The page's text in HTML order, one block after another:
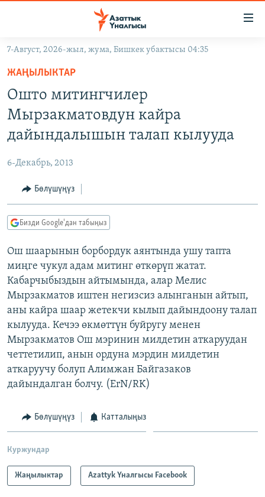
Навигацияга
өтүңүз
Издөөгө
салыңыз
САЯСАТ
МАДАНИЯТ
ДҮЙНӨ
УКРАИНА
ТВ ПРОГРАММАЛАР
БҮГҮН АЗАТТЫКТА
ДАНИСТЕ
ЭЖЕ-СИҢДИЛЕР
АЗАТТЫК+
ЫҢГАЙСЫЗ СУРООЛОР
ПОДКАСТ
ОНЛАЙН ШЕРИНЕ
ЭЕ/АРнун бардык сайттары
7-Август, 2026-жыл, жума, Бишкек убактысы 04:35
ЖАҢЫЛЫКТАР
Ошто митингчилер
Мырзакматовдун кайра
дайындалышын талап кылууда
6-Декабрь, 2013
Бөлүшүңүз
Бизди Google'дан табыңыз
Ош шаарынын борбордук аянтында ушу тапта
миңге чукул адам митинг өткөрүп жатат.
Кабарчыбыздын айтымында, алар Мелис
Мырзакматов иштен негизсиз алынганын айтып,
аны кайра шаар жетекчи кылып дайындоону талап
кылууда. Кечээ өкмөттүн буйругу менен
Мырзакматов Ош мэринин милдетин аткаруудан
четтетилип, анын ордуна мэрдин милдетин
аткаруучу болуп Алимжан Байгазаков
дайындалган болчу. (ErN/RK)
Бөлүшүңүз Катталыңыз
Куржундар
Жаңылыктар Azattyk Үналгысы Facebook